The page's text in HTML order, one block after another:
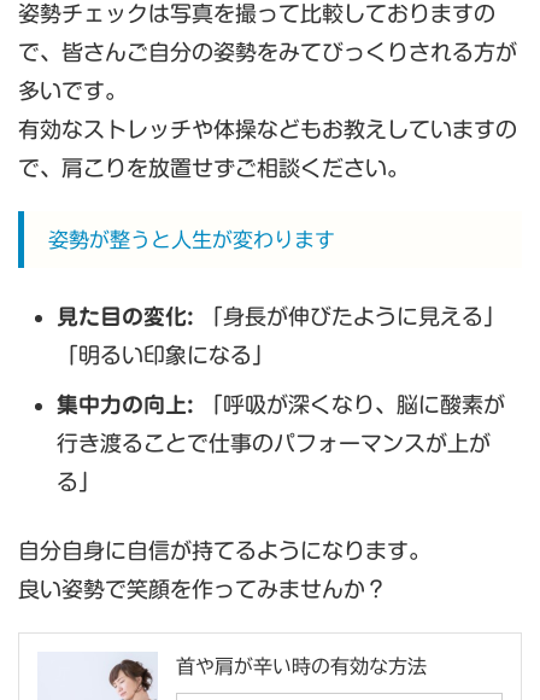
姿勢チェックは写真を撮って比較しておりますの
で、皆さんご自分の姿勢をみてびっくりされる方が
多いです。
有効なストレッチや体操などもお教えしていますの
で、肩こりを放置せずご相談ください。
姿勢が整うと人生が変わります
見た目の変化: 「身長が伸びたように見える」
「明るい印象になる」
集中力の向上: 「呼吸が深くなり、脳に酸素が
行き渡ることで仕事のパフォーマンスが上が
る」
自分自身に自信が持てるようになります。
良い姿勢で笑顔を作ってみませんか？
首や肩が辛い時の有効な方法